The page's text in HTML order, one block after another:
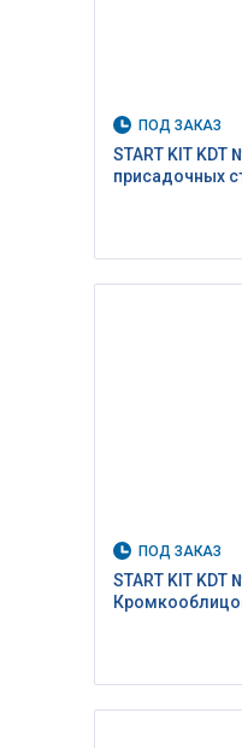
ПОД ЗАКАЗ
START KIT
присадочных
ПОД ЗАКАЗ
START KIT